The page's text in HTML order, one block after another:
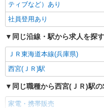
ティブなど）あり
社員登用あり
同じ沿線・駅から求人を探す
ＪＲ東海道本線(兵庫県)
西宮(ＪＲ)駅
同じ職種から西宮(ＪＲ)駅
家電・携帯販売